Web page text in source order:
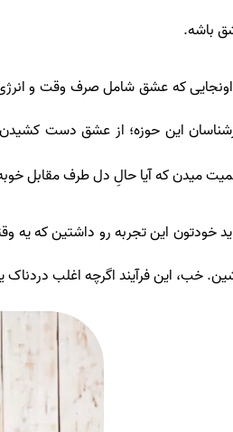
باشه.
اونجایی که عشق شامل صرف وقت و
این حوزه؛ از عشق دست
میدن که آیا حالِ دل طرف مقابل
خودتون این تجربه رو داشتین که
خب، این فرآیند اگرچه اغلب